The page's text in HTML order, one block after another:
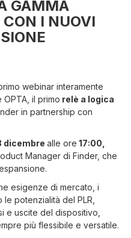
GAMMA
CON I NUOVI
webinar interamente
il primo relè a logica
in partnership con
dicembre alle ore 17:00,
Manager di Finder, che
esigenze di mercato, i
potenzialità del PLR,
e uscite del dispositivo,
più flessibile e versatile.